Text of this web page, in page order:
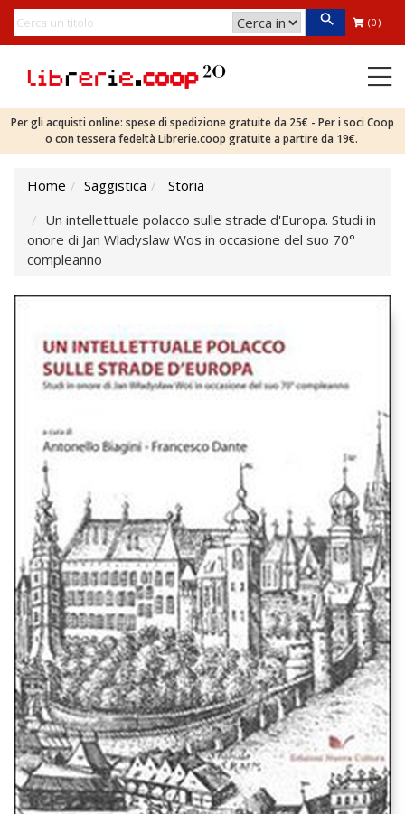
(0)
Per gli acquisti online: spese di spedizione gratuite da 25€ - Per i soci Coop
o con tessera fedeltà Librerie.coop gratuite a partire da 19€.
Home Saggistica
Storia
Un intellettuale polacco sulle strade d'Europa. Studi in
onore di Jan Wladyslaw Wos in occasione del suo 70°
compleanno